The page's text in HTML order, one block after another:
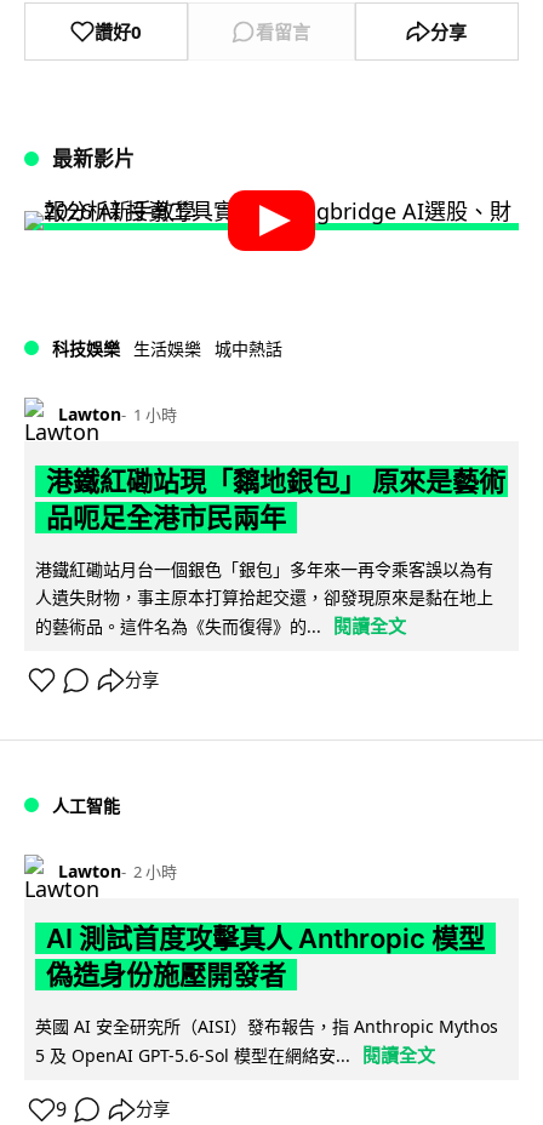
讚好0 看留言 分享
最新影片
科技娛樂 生活娛樂 城中熱話
Lawton 1 小時
港鐵紅磡站現「黐地銀包」 原來是藝術
品呃足全港市民兩年
港鐵紅磡站月台一個銀色「銀包」多年來一再令乘客誤以為有
人遺失財物，事主原本打算拾起交還，卻發現原來是黏在地上
的藝術品。這件名為《失而復得》的...
閱讀全文
分享
人工智能
Lawton 2 小時
AI 測試首度攻擊真人 Anthropic 模型
偽造身份施壓開發者
英國 AI 安全研究所（AISI）發布報告，指 Anthropic Mythos
5 及 OpenAI GPT-5.6-Sol 模型在網絡安...
閱讀全文
9 分享